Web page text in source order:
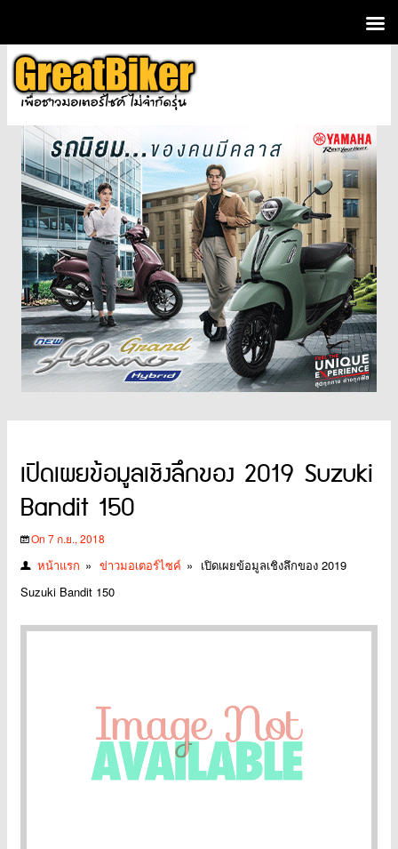
เปิดเผยข้อมูลเชิงลึกของ 2019 Suzuki
Bandit 150
On 7 ก.ย., 2018
หน้าแรก » ข่าวมอเตอร์ไซค์ » เปิดเผยข้อมูลเชิงลึกของ 2019
Suzuki Bandit 150